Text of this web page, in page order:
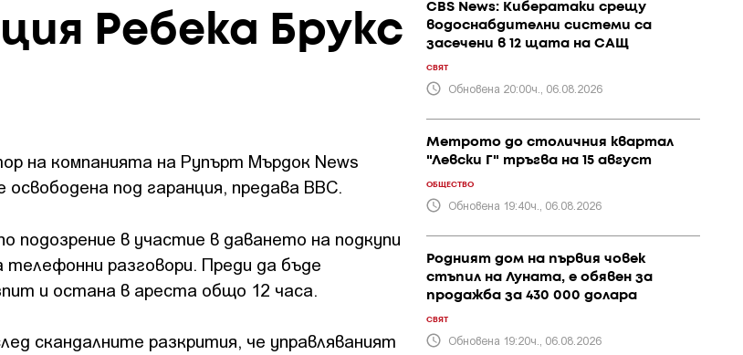
Ребека Брукс
на компанията на Рупърт Мърдок News
под гаранция, предава BBC.
подозрение в участие в даването на подкупи
разговори. Преди да бъде
и остана в ареста общо 12 часа.
скандалните разкрития, че управляваният
CBS News: Кибератаки срещу
водоснабдителни системи са
засечени в 12 щата на САЩ
СВЯТ
Обновена 20:00ч., 06.08.2026
Метрото до столичния квартал
"Левски Г" тръгва на 15 август
ОБЩЕСТВО
Обновена 19:40ч., 06.08.2026
Родният дом на първия човек
стъпил на Луната, е обявен за
продажба за 430 000 долара
СВЯТ
Обновена 19:20ч., 06.08.2026